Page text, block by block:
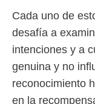
Cada uno de
desafía a
intenciones y a
genuina y no
reconocimiento
en la